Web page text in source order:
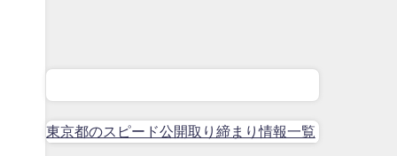
東京都のスピード公開取り締まり情報一覧